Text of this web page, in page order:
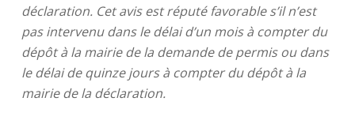
déclaration. Cet avis est réputé favorable s’il n’est
pas intervenu dans le délai d’un mois à compter du
dépôt à la mairie de la demande de permis ou dans
le délai de quinze jours à compter du dépôt à la
mairie de la déclaration.